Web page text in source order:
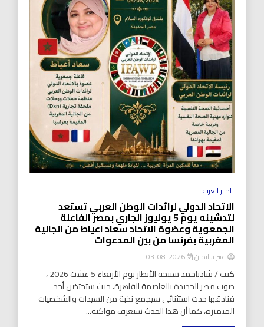
اخبار العرب
الاتحاد الدولي لرائدات الوطن العربي تستعد
لتدشينه يوم 5 يوليوز الجاري بمصر الفاعلة
الجمعوية وعضوة الاتحاد سعاد اعياط من الجالية
المغربية بفرنسا من بين المدعوات
عبير سليمان 2026-08-03
كتب / شادياحمد ستتجه الأنظار يوم الأربعاء 5 غشت 2026 ،
صوب مصر الجديدة بالعاصمة القاهرة، حيث ستحتضن أحد
فنادقها حدث استثنائي سيجمع نخبة من السيدات والشخصيات
المتميزة، كما أن هذا الحدث سيعرف مواكبة...